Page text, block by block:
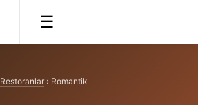
☰
Restoranlar› Romantik